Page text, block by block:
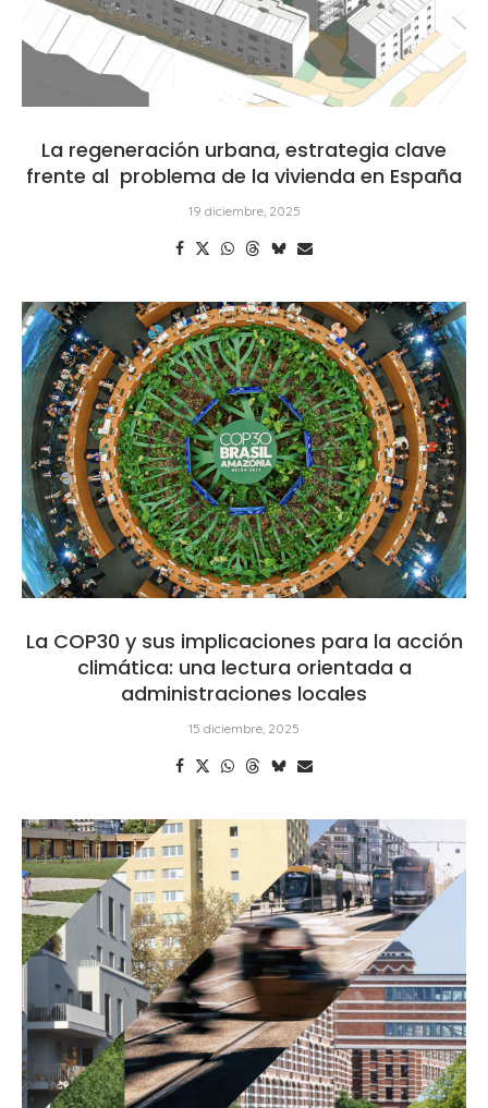
La regeneración urbana, estrategia clave
frente al problema de la vivienda en España
19 diciembre, 2025
La COP30 y sus implicaciones para la acción
climática: una lectura orientada a
administraciones locales
15 diciembre, 2025